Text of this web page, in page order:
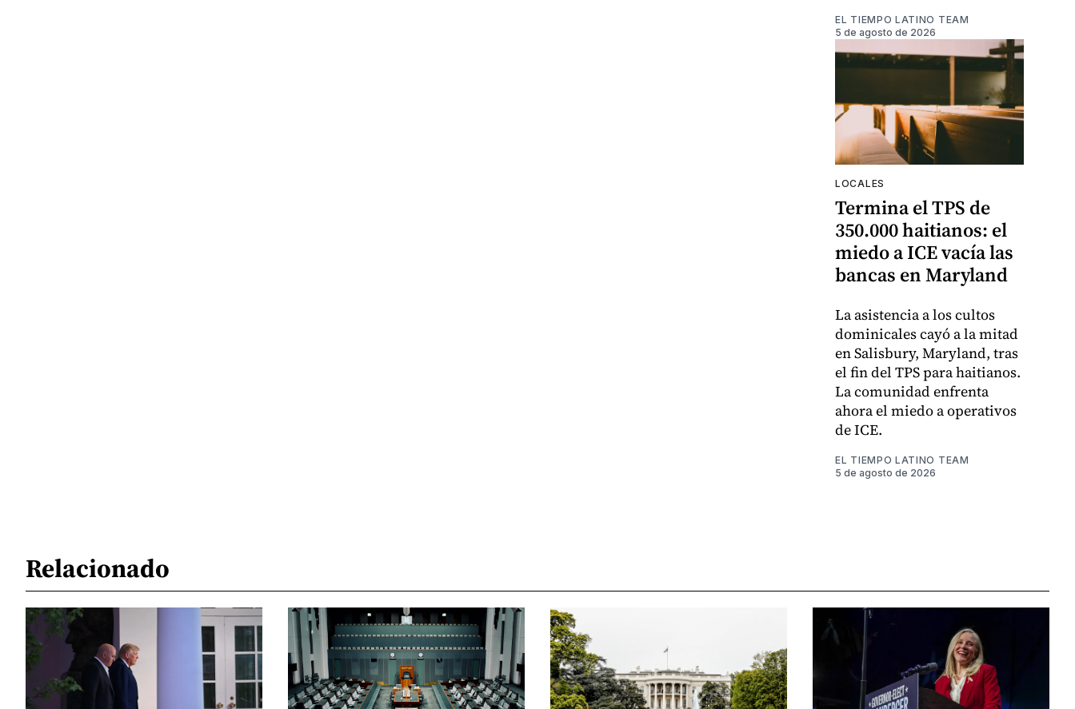
EL TIEMPO LATINO TEAM
5 de agosto de 2026
LOCALES
Termina el TPS de
350.000 haitianos: el
miedo a ICE vacía las
bancas en Maryland
La asistencia a los cultos
dominicales cayó a la mitad
en Salisbury, Maryland, tras
el fin del TPS para haitianos.
La comunidad enfrenta
ahora el miedo a operativos
de ICE.
EL TIEMPO LATINO TEAM
5 de agosto de 2026
Relacionado